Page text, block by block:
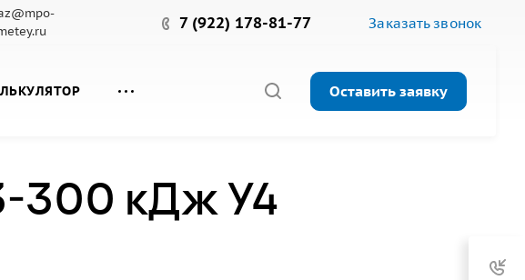
7 (922) 178-81-77 Заказать звонок
Оставить заявку
300 кДж У4